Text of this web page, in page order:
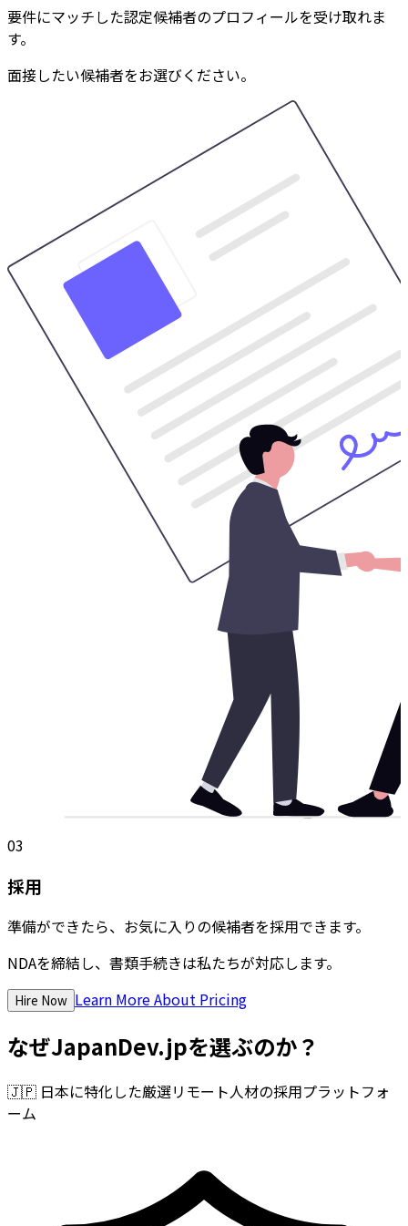
要件にマッチした認定候補者のプロフィールを受け取れま
す。
面接したい候補者をお選びください。
03
採用
準備ができたら、お気に入りの候補者を採用できます。
NDAを締結し、書類手続きは私たちが対応します。
Hire Now Learn More About Pricing
なぜJapanDev.jpを選ぶのか？
🇯🇵 日本に特化した厳選リモート人材の採用プラットフォ
ーム